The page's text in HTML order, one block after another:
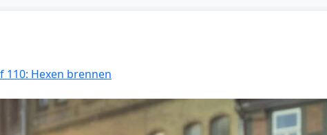
110: Hexen brennen